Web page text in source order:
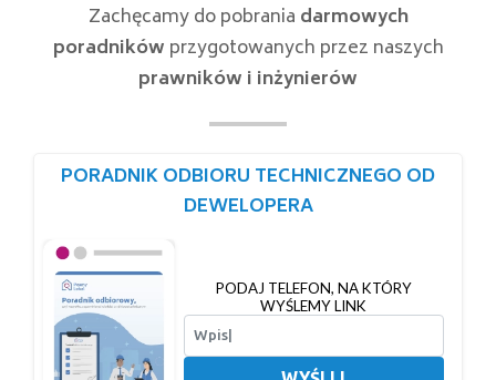
Zachęcamy do pobrania darmowych
poradników przygotowanych przez naszych
prawników i inżynierów
PORADNIK ODBIORU TECHNICZNEGO OD
DEWELOPERA
PODAJ TELEFON, NA KTÓRY
WYŚLEMY LINK